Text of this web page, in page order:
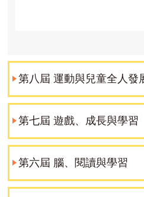
第八屆 運動與兒童全人發
第七屆 遊戲、成長與學習
第六屆 腦、閱讀與學習